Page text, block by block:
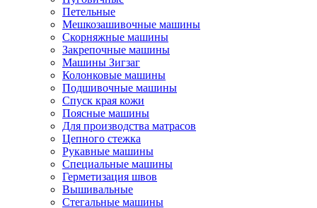
Петельные
Мешкозашивочные машины
Скорняжные машины
Закрепочные машины
Машины Зигзаг
Колонковые машины
Подшивочные машины
Спуск края кожи
Поясные машины
Для производства матрасов
Цепного стежка
Рукавные машины
Специальные машины
Герметизация швов
Вышивальные
Стегальные машины